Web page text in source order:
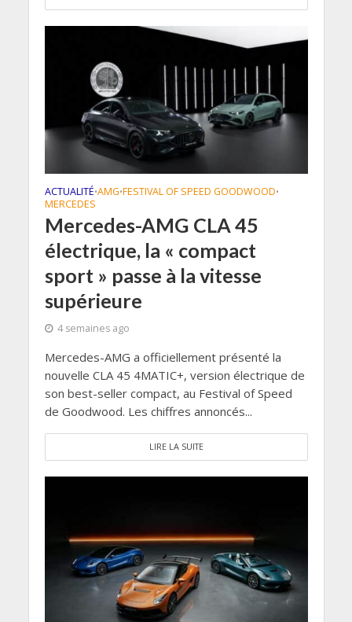
ACTUALITÉ•AMG•FESTIVAL OF SPEED GOODWOOD•
MERCEDES
Mercedes-AMG CLA 45
électrique, la « compact
sport » passe à la vitesse
supérieure
4 semaines ago
Mercedes-AMG a officiellement présenté la
nouvelle CLA 45 4MATIC+, version électrique de
son best-seller compact, au Festival of Speed
de Goodwood. Les chiffres annoncés...
LIRE LA SUITE